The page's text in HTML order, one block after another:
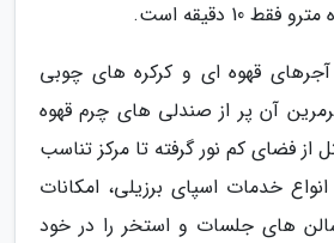
10 دقیقه است.
آجرهای قهوه ای و کرکره های چوبی
آن پر از صندلی های چرم قهوه
فضای کم نور گرفته تا مرکز تناسب
خدمات اسپای برزیلی، امکانات
های جلسات و استخر را در خود